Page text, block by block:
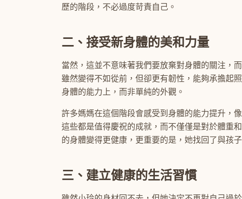
歷的階段，不必過度苛責自己。
二、接受新身體的美和力量
當然，這並不意味著我們要放棄對身體的關注，
雖然變得不如從前，但卻更有韌性，能夠承擔起
身體的能力上，而非單純的外觀。
許多媽媽在這個階段會感受到身體的能力提升，
這些都是值得慶祝的成就，而不僅僅是對於體重
的身體變得更健康，更重要的是，她找回了與孩
三、建立健康的生活習慣